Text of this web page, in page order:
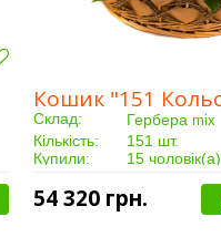
Склад: Гербера mix
Кількість:
151 шт.
Купили:
15 чоловік(а)
54 320 грн.